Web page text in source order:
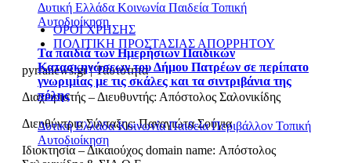
Δυτική Ελλάδα Κοινωνία Παιδεία Τοπική
Αυτοδιοίκηση
Τα παιδιά των Ημερήσιων Παιδικών
Κατασκηνώσεων του Δήμου Πατρέων σε περίπατο
γνωριμίας με τις σκάλες και τα σιντριβάνια της
πόλης
Δυτική ΕλλάδαΚοινωνίαΠαιδείαΠεριβάλλον Τοπική
Αυτοδιοίκηση
ΟΡΟΙ ΧΡΗΣΗΣ
ΠΟΛΙΤΙΚΗ ΠΡΟΣΤΑΣΙΑΣ ΑΠΟΡΡΗΤΟΥ
pyrranews.gr | Ταυτότητα
Διαχειριστής – Διευθυντής: Απόστολος Σαλονικίδης
Διευθύντρια Σύνταξης: Παναγιώτα Σούγια
Ιδιοκτησία – Δικαιούχος domain name: Απόστολος